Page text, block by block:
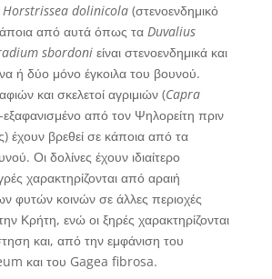
Horstrissea dolinicola (στενοενδημικό
από αυτά όπως τα Duvalius
sbordoniείναι στενοενδημικά και
ή δύο μόνο έγκοιλα του βουνού.
και σκελετοί αγριμιών (Capra
εξαφανισμένο από τον Ψηλορείτη πριν
έχουν βρεθεί σε κάποια από τα
Οι δολίνες έχουν ιδιαίτερο
χαρακτηρίζονται από αραιή
φυτών κοινών σε άλλες περιοχές
Κρήτη, ενώ οι ξηρές χαρακτηρίζονται
και, από την εμφάνιση του
και του Gagea fibrosa.